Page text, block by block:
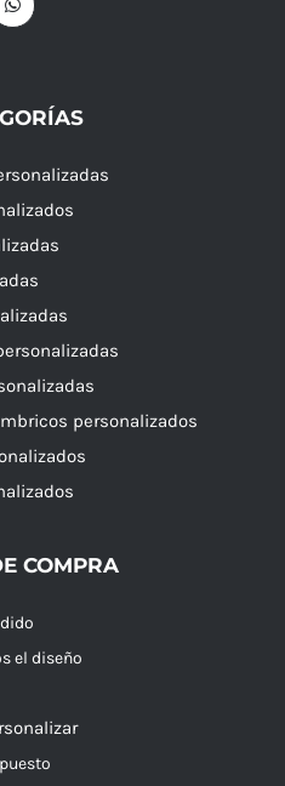
personalizados
COMPRA
el diseño